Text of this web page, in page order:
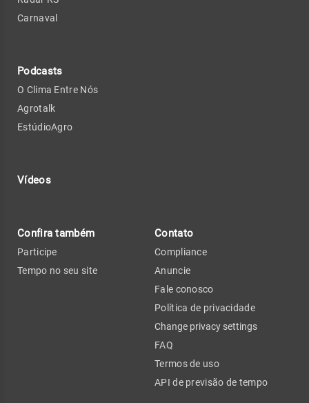
Carnaval
Podcasts
O Clima Entre Nós
Agrotalk
EstúdioAgro
Vídeos
Confira também
Participe
Tempo no seu site
Contato
Compliance
Anuncie
Fale conosco
Política de privacidade
Change privacy settings
FAQ
Termos de uso
API de previsão de tempo